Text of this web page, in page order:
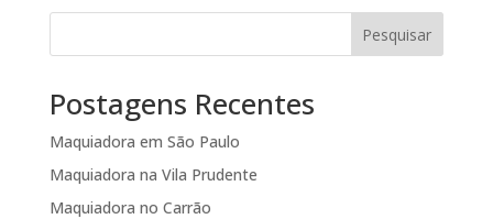
Pesquisar
Postagens Recentes
Maquiadora em São Paulo
Maquiadora na Vila Prudente
Maquiadora no Carrão